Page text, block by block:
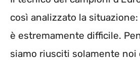
così analizzato la
è estremamente difficile.
siamo riusciti solamente noi